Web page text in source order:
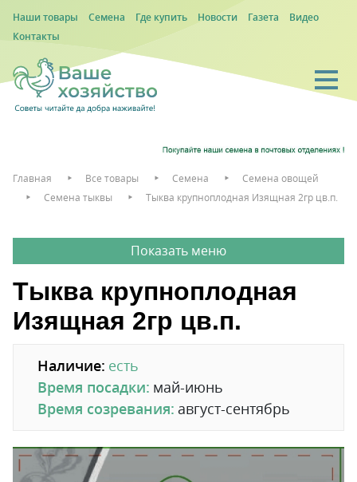
Наши товары Семена Где купить Новости Газета
Видео
Контакты
Главная Все товары Семена
Семена овощей
Семена тыквы
Тыква крупноплодная Изящная 2гр цв.п.
Тыква крупноплодная
Изящная 2гр цв.п.
Наличие: есть
Время посадки: май-июнь
Время созревания: август-сентябрь